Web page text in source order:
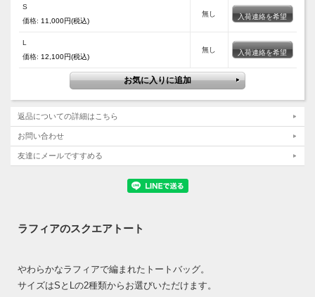
S
価格: 11,000円(税込)
無し 入荷連絡を希望
L
価格: 12,100円(税込)
無し 入荷連絡を希望
返品についての詳細はこちら
お問い合わせ
友達にメールですすめる
ラフィアのスクエアトート
やわらかなラフィアで編まれたトートバッグ。
サイズはSとLの2種類からお選びいただけます。